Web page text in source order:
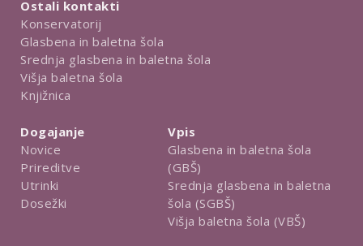
Ostali kontakti
Konservatorij
Glasbena in baletna šola
Srednja glasbena in baletna šola
Višja baletna šola
Knjižnica
Dogajanje
Novice
Prireditve
Utrinki
Dosežki
Vpis
Glasbena in baletna šola
(GBŠ)
Srednja glasbena in baletna
šola (SGBŠ)
Višja baletna šola (VBŠ)